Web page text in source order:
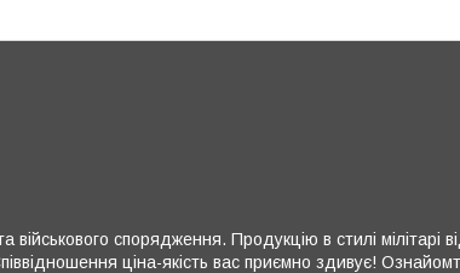
спорядження. Продукцію в стилі мілітарі
ціна-якість вас приємно здивує!